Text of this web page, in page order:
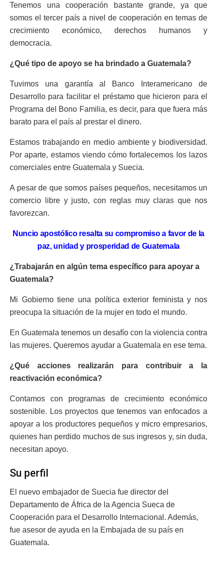
Tenemos una cooperación bastante grande, ya que
somos el tercer país a nivel de cooperación en temas de
crecimiento económico, derechos humanos y
democracia.
¿Qué tipo de apoyo se ha brindado a Guatemala?
Tuvimos una garantía al Banco Interamericano de
Desarrollo para facilitar el préstamo que hicieron para el
Programa del Bono Familia, es decir, para que fuera más
barato para el país al prestar el dinero.
Estamos trabajando en medio ambiente y biodiversidad.
Por aparte, estamos viendo cómo fortalecemos los lazos
comerciales entre Guatemala y Suecia.
A pesar de que somos países pequeños, necesitamos un
comercio libre y justo, con reglas muy claras que nos
favorezcan.
Nuncio apostólico resalta su compromiso a favor de la
paz, unidad y prosperidad de Guatemala
¿Trabajarán en algún tema específico para apoyar a
Guatemala?
Mi Gobierno tiene una política exterior feminista y nos
preocupa la situación de la mujer en todo el mundo.
En Guatemala tenemos un desafío con la violencia contra
las mujeres. Queremos ayudar a Guatemala en ese tema.
¿Qué acciones realizarán para contribuir a la
reactivación económica?
Contamos con programas de crecimiento económico
sostenible. Los proyectos que tenemos van enfocados a
apoyar a los productores pequeños y micro empresarios,
quienes han perdido muchos de sus ingresos y, sin duda,
necesitan apoyo.
Su perfil
El nuevo embajador de Suecia fue director del
Departamento de África de la Agencia Sueca de
Cooperación para el Desarrollo Internacional. Además,
fue asesor de ayuda en la Embajada de su país en
Guatemala.